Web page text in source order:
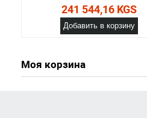
241 544,16 KGS
Добавить в корзину
Моя корзина